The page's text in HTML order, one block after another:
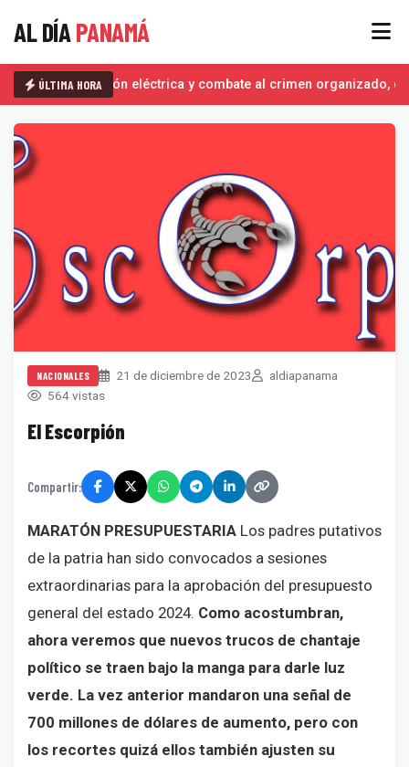
AL DÍAPANAMÁ
ÚLTIMA HORA
Interconexión eléctrica y combate al crimen organizado,
NACIONALES 21 de diciembre de 2023
aldiapanama
564 vistas
El Escorpión
Compartir:
MARATÓN PRESUPUESTARIA Los padres putativos
de la patria han sido convocados a sesiones
extraordinarias para la aprobación del presupuesto
general del estado 2024. Como acostumbran,
ahora veremos que nuevos trucos de chantaje
político se traen bajo la manga para darle luz
verde. La vez anterior mandaron una señal de
700 millones de dólares de aumento, pero con
los recortes quizá ellos también ajusten su